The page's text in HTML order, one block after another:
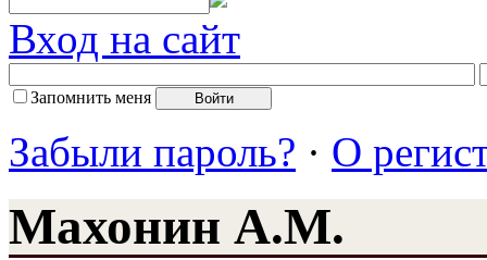
Вход на сайт
Запомнить меня
Забыли пароль? · О
Махонин А.М.